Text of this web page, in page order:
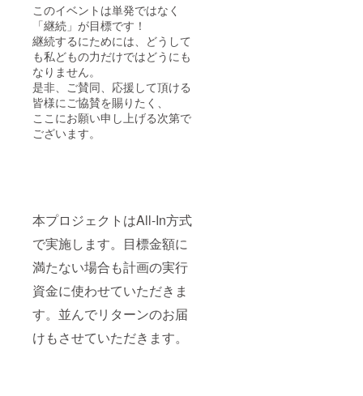
このイベントは単発ではなく
「継続」が目標です！
継続するにためには、どうして
も私どもの力だけではどうにも
なりません。
是非、ご賛同、応援して頂ける
皆様にご協賛を賜りたく、
ここにお願い申し上げる次第で
ございます。
本プロジェクトはAll-In方式
で実施します。目標金額に
満たない場合も計画の実行
資金に使わせていただきま
す。並んでリターンのお届
けもさせていただきます。